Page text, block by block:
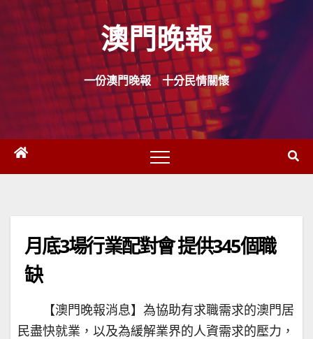
Skip
content
澳門晚報
一份澳門晚報 十分民情關懷
月底3場行業配對會 提供345個職
缺
【澳門晚報消息】為協助有求職需求的澳門居
民盡快就業，以及為緩解業界的人資需求的壓力，